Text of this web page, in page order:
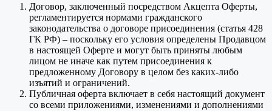
Договор, заключенный посредством Акцепта Оферты,
регламентируется нормами гражданского
законодательства о договоре присоединения (статья 428
ГК РФ) – поскольку его условия определены Продавцом
в настоящей Оферте и могут быть приняты любым
лицом не иначе как путем присоединения к
предложенному Договору в целом без каких-либо
изъятий и ограничений.
Публичная оферта включает в себя настоящий документ
со всеми приложениями, изменениями и дополнениями